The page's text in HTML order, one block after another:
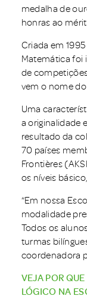
medalha de
honras ao
Criada em
Matemática foi
de
vem o nome
Uma
a originalidade
resultado da
70 países
Frontières
os níveis
“Em nossa
modalidade
Todos os
turmas
coordenadora
VEJA POR
LÓGICO NA